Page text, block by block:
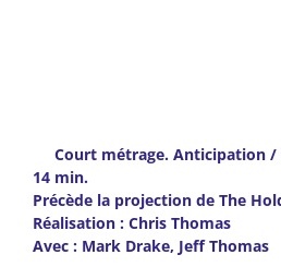
Court métrage. Anticipation /
14 min.
Précède la projection de The
Réalisation : Chris Thomas
Avec : Mark Drake, Jeff Thomas